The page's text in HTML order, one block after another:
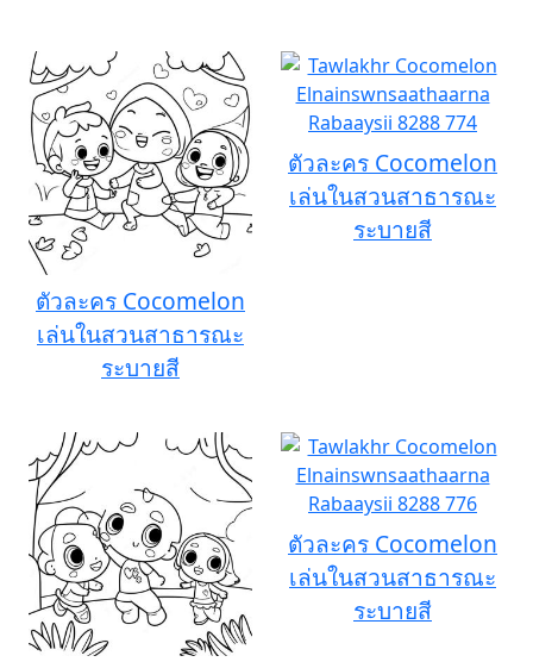
ตัวละคร Cocomelon
เล่นในสวนสาธารณะ
ระบายสี
ตัวละคร Cocomelon
เล่นในสวนสาธารณะ
ระบายสี
ตัวละคร Cocomelon
เล่นในสวนสาธารณะ
ระบายสี